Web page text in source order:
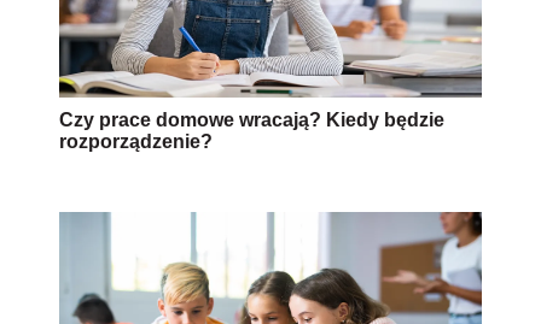
Czy prace domowe wracają? Kiedy będzie
rozporządzenie?